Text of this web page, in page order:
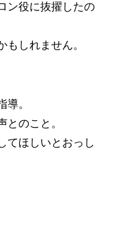
ン役に抜擢したの
しれません。
導。
とのこと。
てほしいとおっし